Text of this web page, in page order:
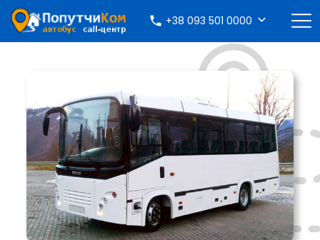
+38 093 501 0000